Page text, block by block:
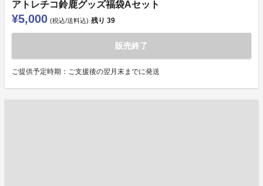
アトレチコ鈴鹿グッズ福袋Aセット
¥5,000 (税込/送料込) 残り 39
販売終了
ご提供予定時期：ご支援後の翌月末までに発送